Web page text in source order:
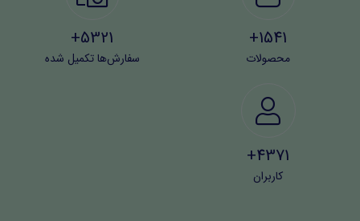
1541+
محصولات
5321+
سفارش‌ها تکمیل شده
4371+
کاربران